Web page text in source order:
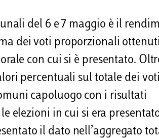
del 6 e 7 maggio è il
dei voti proporzionali
con cui si è presentato.
percentuali sul totale dei
capoluogo con i risultati
elezioni in cui si era
il dato nell’aggregato